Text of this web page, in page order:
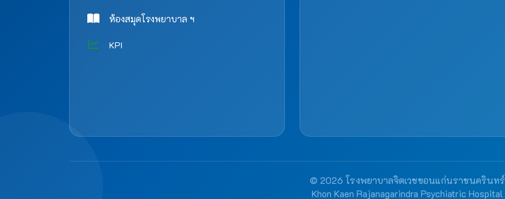
ห้องสมุดโรงพยาบาล ฯ
KPI
© 2026 โรงพยาบาลจิตเวชขอนแก่นราชนครินทร์
Khon Kaen Rajanagarindra Psychiatric Hospital